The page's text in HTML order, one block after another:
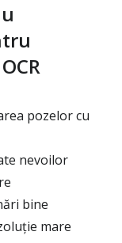
pozelor cu
nevoilor
bine
mare